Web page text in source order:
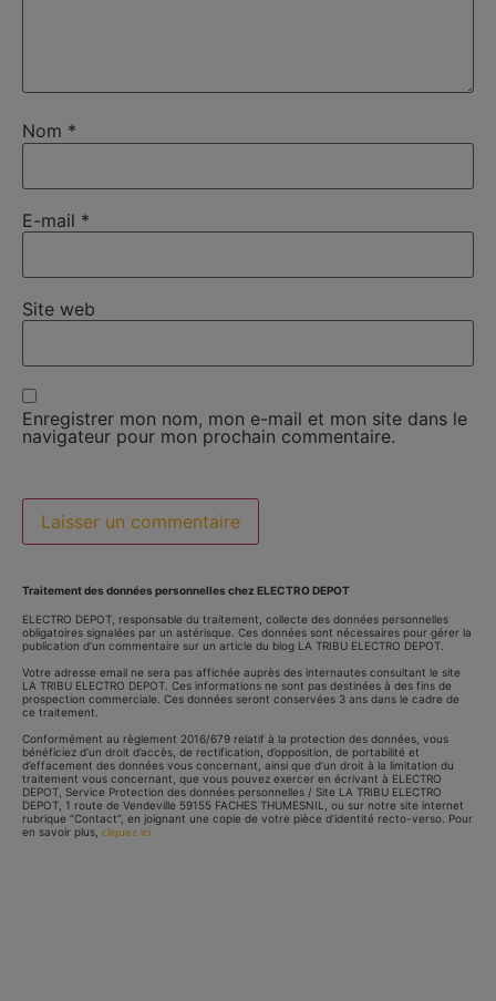
Nom *
E-mail *
Site web
Enregistrer mon nom, mon e-mail et mon site dans le
navigateur pour mon prochain commentaire.
Traitement des données personnelles chez ELECTRO DEPOT
ELECTRO DEPOT, responsable du traitement, collecte des données personnelles
obligatoires signalées par un astérisque. Ces données sont nécessaires pour gérer la
publication d’un commentaire sur un article du blog LA TRIBU ELECTRO DEPOT.
Votre adresse email ne sera pas affichée auprès des internautes consultant le site
LA TRIBU ELECTRO DEPOT. Ces informations ne sont pas destinées à des fins de
prospection commerciale. Ces données seront conservées 3 ans dans le cadre de
ce traitement.
Conformément au règlement 2016/679 relatif à la protection des données, vous
bénéficiez d’un droit d’accès, de rectification, d’opposition, de portabilité et
d’effacement des données vous concernant, ainsi que d’un droit à la limitation du
traitement vous concernant, que vous pouvez exercer en écrivant à ELECTRO
DEPOT, Service Protection des données personnelles / Site LA TRIBU ELECTRO
DEPOT, 1 route de Vendeville 59155 FACHES THUMESNIL, ou sur notre site internet
rubrique “Contact”, en joignant une copie de votre pièce d’identité recto-verso. Pour
en savoir plus, cliquez ici